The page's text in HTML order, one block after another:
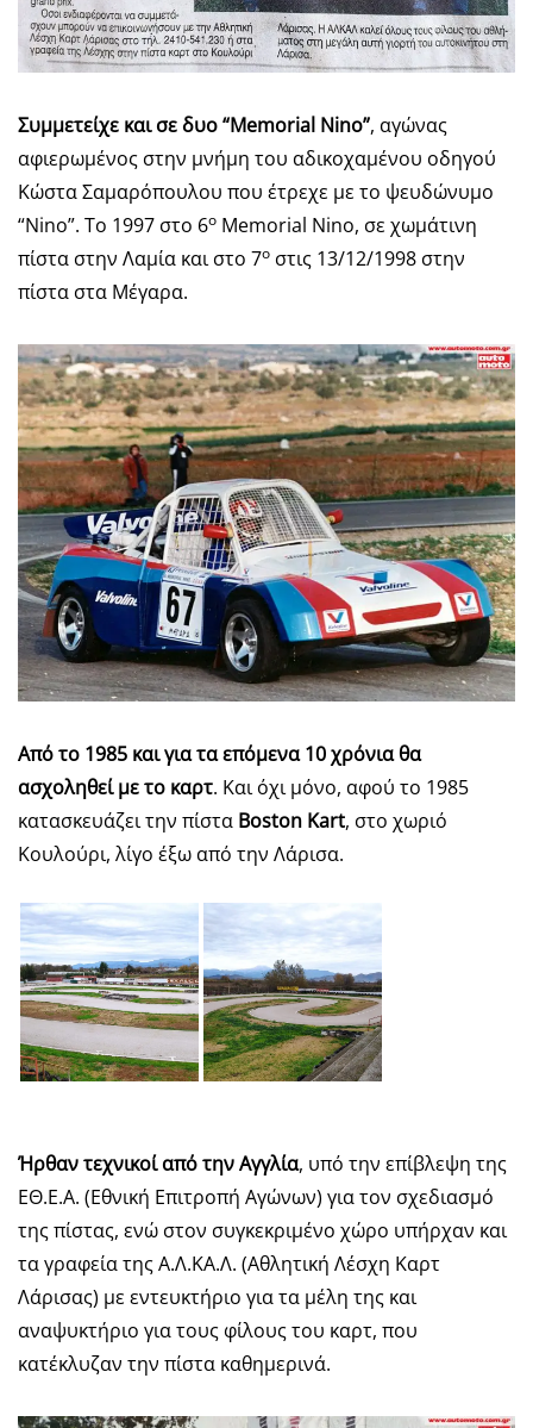
Συμμετείχε και σε δυο “Memorial Nino”, αγώνας
αφιερωμένος στην μνήμη του αδικοχαμένου οδηγού
Κώστα Σαμαρόπουλου που έτρεχε με το ψευδώνυμο
“Nino”. To 1997 στο 6ο Memorial Nino, σε χωμάτινη
πίστα στην Λαμία και στο 7ο στις 13/12/1998 στην
πίστα στα Μέγαρα.
Από το 1985 και για τα επόμενα 10 χρόνια θα
ασχοληθεί με το καρτ. Και όχι μόνο, αφού το 1985
κατασκευάζει την πίστα Boston Kart, στο χωριό
Κουλούρι, λίγο έξω από την Λάρισα.
Ήρθαν τεχνικοί από την Αγγλία, υπό την επίβλεψη της
ΕΘ.Ε.Α. (Εθνική Επιτροπή Αγώνων) για τον σχεδιασμό
της πίστας, ενώ στον συγκεκριμένο χώρο υπήρχαν και
τα γραφεία της Α.Λ.ΚΑ.Λ. (Αθλητική Λέσχη Καρτ
Λάρισας) με εντευκτήριο για τα μέλη της και
αναψυκτήριο για τους φίλους του καρτ, που
κατέκλυζαν την πίστα καθημερινά.